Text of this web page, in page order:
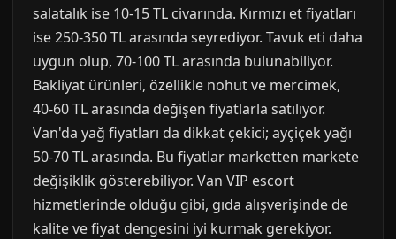
salatalık ise 10-15 TL civarında. Kırmızı et fiyatları
ise 250-350 TL arasında seyrediyor. Tavuk eti daha
uygun olup, 70-100 TL arasında bulunabiliyor.
Bakliyat ürünleri, özellikle nohut ve mercimek,
40-60 TL arasında değişen fiyatlarla satılıyor.
Van'da yağ fiyatları da dikkat çekici; ayçiçek yağı
50-70 TL arasında. Bu fiyatlar marketten markete
değişiklik gösterebiliyor. Van VIP escort
hizmetlerinde olduğu gibi, gıda alışverişinde de
kalite ve fiyat dengesini iyi kurmak gerekiyor.